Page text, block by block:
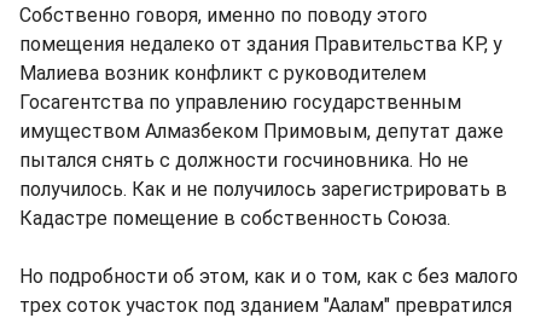
Собственно говоря, именно по поводу этого
помещения недалеко от здания Правительства КР, у
Малиева возник конфликт с руководителем
Госагентства по управлению государственным
имуществом Алмазбеком Примовым, депутат даже
пытался снять с должности госчиновника. Но не
получилось. Как и не получилось зарегистрировать в
Кадастре помещение в собственность Союза.
Но подробности об этом, как и о том, как с без малого
трех соток участок под зданием "Аалам" превратился